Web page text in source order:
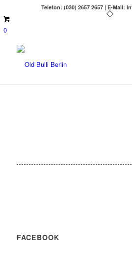
Telefon: (030) 2657 2657 | E-Mail:
0
FACEBOOK